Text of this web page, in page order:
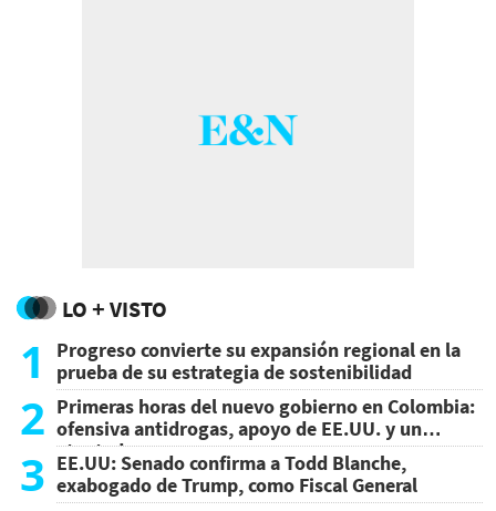
LO + VISTO
1
Progreso convierte su expansión regional en la
prueba de su estrategia de sostenibilidad
2 Primeras horas del nuevo gobierno en Colombia:
ofensiva antidrogas, apoyo de EE.UU. y un
atentado
3 EE.UU: Senado confirma a Todd Blanche,
exabogado de Trump, como Fiscal General